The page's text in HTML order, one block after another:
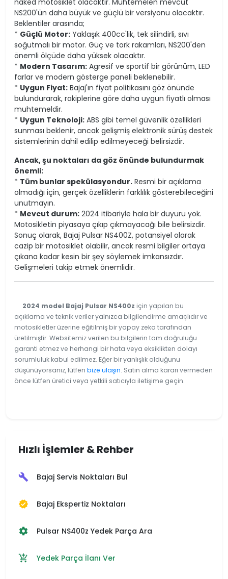
NS200'ün daha büyük ve güçlü bir versiyonu olacaktır.
Beklentiler arasında;
* Güçlü Motor: Yaklaşık 400cc'lik, tek silindirli, sıvı
soğutmalı bir motor. Güç ve tork rakamları, NS200'den
önemli ölçüde daha yüksek olacaktır.
* Modern Tasarım: Agresif ve sportif bir görünüm, LED
farlar ve modern gösterge paneli beklenebilir.
* Uygun Fiyat: Bajaj'ın fiyat politikasını göz önünde
bulundurarak, rakiplerine göre daha uygun fiyatlı olması
muhtemeldir.
* Uygun Teknoloji: ABS gibi temel güvenlik özellikleri
sunması beklenir, ancak gelişmiş elektronik sürüş destek
sistemlerinin dahil edilip edilmeyeceği belirsizdir.
Ancak, şu noktaları da göz önünde bulundurmak
önemli:
* Tüm bunlar spekülasyondur. Resmi bir açıklama
olmadığı için, gerçek özelliklerin farklılık gösterebileceğini
unutmayın.
* Mevcut durum: 2024 itibariyle hala bir duyuru yok.
Motosikletin piyasaya çıkıp çıkmayacağı bile belirsizdir.
Sonuç olarak, Bajaj Pulsar NS400Z, potansiyel olarak
cazip bir motosiklet olabilir, ancak resmi bilgiler ortaya
çıkana kadar kesin bir şey söylemek imkansızdır.
Gelişmeleri takip etmek önemlidir.
2024 model Bajaj Pulsar NS400z için yapılan bu
açıklama ve teknik veriler yalnızca bilgilendirme amaçlıdır ve
motosikletler üzerine eğitilmiş bir yapay zeka tarafından
üretilmiştir. Websitemiz verilen bu bilgilerin tam doğruluğu
garanti etmez ve herhangi bir hata veya eksiklikten dolayı
sorumluluk kabul edilmez. Eğer bir yanlışlık olduğunu
düşünüyorsanız, lütfen bize ulaşın. Satın alma kararı vermeden
önce lütfen üretici veya yetkili satıcıyla iletişime geçin.
Hızlı İşlemler & Rehber
build Bajaj Servis Noktaları Bul
verified Bajaj Ekspertiz Noktaları
settings Pulsar NS400z Yedek Parça Ara
add_shopping_cart Yedek Parça İlanı Ver